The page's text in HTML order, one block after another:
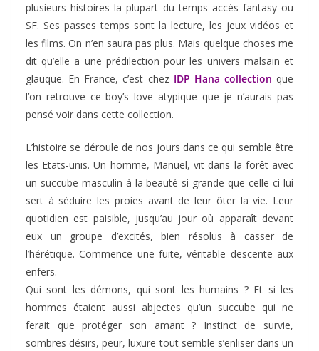
plusieurs histoires la plupart du temps accès fantasy ou
SF. Ses passes temps sont la lecture, les jeux vidéos et
les films. On n’en saura pas plus. Mais quelque choses me
dit qu’elle a une prédilection pour les univers malsain et
glauque. En France, c’est chezIDP Hana collection que
l’on retrouve ce boy’s love atypique que je n’aurais pas
pensé voir dans cette collection.
L’histoire se déroule de nos jours dans ce qui semble être
les Etats-unis. Un homme, Manuel, vit dans la forêt avec
un succube masculin à la beauté si grande que celle-ci lui
sert à séduire les proies avant de leur ôter la vie. Leur
quotidien est paisible, jusqu’au jour où apparaît devant
eux un groupe d’excités, bien résolus à casser de
l’hérétique. Commence une fuite, véritable descente aux
enfers.
Qui sont les démons, qui sont les humains ? Et si les
hommes étaient aussi abjectes qu’un succube qui ne
ferait que protéger son amant ? Instinct de survie,
sombres désirs, peur, luxure tout semble s’enliser dans un